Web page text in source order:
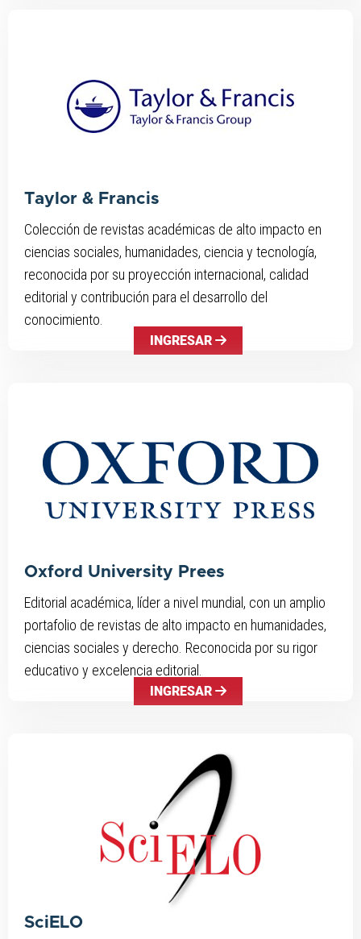
Taylor & Francis
Colección de revistas académicas de alto impacto en
ciencias sociales, humanidades, ciencia y tecnología,
reconocida por su proyección internacional, calidad
editorial y contribución para el desarrollo del
conocimiento.
INGRESAR
Oxford University Prees
Editorial académica, líder a nivel mundial, con un amplio
portafolio de revistas de alto impacto en humanidades,
ciencias sociales y derecho. Reconocida por su rigor
educativo y excelencia editorial.
INGRESAR
SciELO